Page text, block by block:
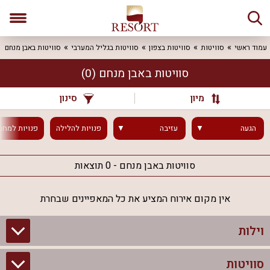
עמוד ראשי סוויטות סוויטות בצפון סוויטות בגליל המערבי סוויטות באבן מנחם
סוויטות באבן מנחם (0)
מיון סינון
הגעה עזיבה פנויותלהלילה פנויות
סוויטות באבן מנחם - 0 תוצאות
אין מקום אירוח המציע את כל המאפיינים שבחרת
וילות
סוויטות